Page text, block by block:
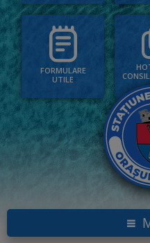
FORMULARE
UTILE